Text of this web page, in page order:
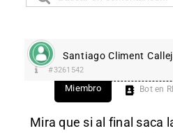
Santiago Climent
#3261542
Miembro Bot en
Mira que si al final saca